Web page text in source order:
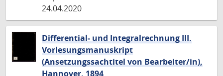
24.04.2020
Differential- und Integralrechnung III.
Vorlesungsmanuskript
(Ansetzungssachtitel von Bearbeiter/in),
Hannover, 1894